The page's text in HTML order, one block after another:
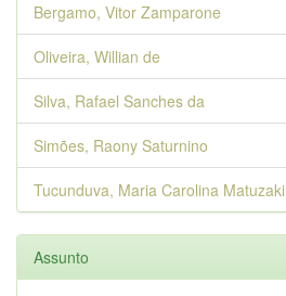
Bergamo, Vitor Zamparone
Oliveira, Willian de
Silva, Rafael Sanches da
Simões, Raony Saturnino
Tucunduva, Maria Carolina Matuzaki
Assunto